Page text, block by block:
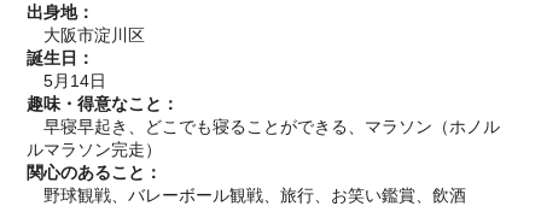
出身地：
大阪市淀川区
誕生日：
5月14日
趣味・得意なこと：
早寝早起き、どこでも寝ることができる、マラソン（ホノル
ルマラソン完走）
関心のあること：
野球観戦、バレーボール観戦、旅行、お笑い鑑賞、飲酒